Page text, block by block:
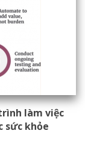
làm việc
sức khỏe